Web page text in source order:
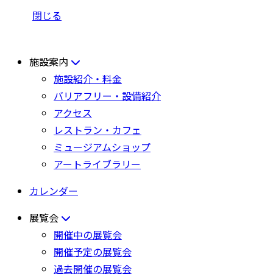
閉じる
施設案内
施設紹介・料金
バリアフリー・設備紹介
アクセス
レストラン・カフェ
ミュージアムショップ
アートライブラリー
カレンダー
展覧会
開催中の展覧会
開催予定の展覧会
過去開催の展覧会